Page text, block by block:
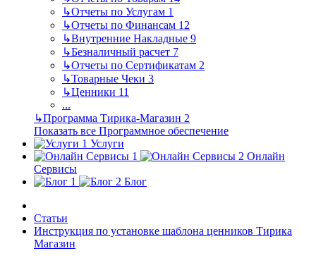
↳Отчеты по Услугам 1
↳Отчеты по Финансам 12
↳Внутренние Накладные 9
↳Безналичный расчет 7
↳Отчеты по Сертификатам 2
↳Товарные Чеки 3
↳Ценники 11
...
↳Программа Тирика-Магазин 2
Показать все Программное обеспечение
Услуги
Онлайн
Сервисы
Блог
Статьи
Инструкция по установке шаблона ценников Тирика
Магазин